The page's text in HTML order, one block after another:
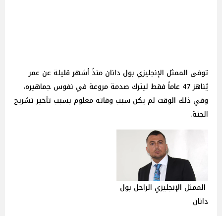
توفى الممثل الإنجليزي بول دانان منذُ أشهر قليلة عن عمر
يُناهز 47 عاماً فقط ليترك صدمة مروعة في نفوس جماهيره،
وفي ذلك الوقت لم يكن سبب وفاته معلوم بسبب تأخير تشريح
الجثة.
الممثل الإنجليزي الراحل بول
دانان